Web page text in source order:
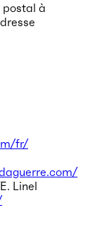
postal à
fr/
Linel